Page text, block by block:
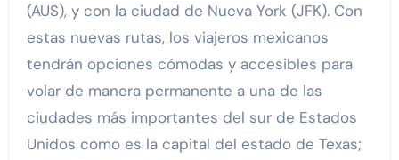
(AUS), y con la ciudad de Nueva York (JFK). Con
estas nuevas rutas, los viajeros mexicanos
tendrán opciones cómodas y accesibles para
volar de manera permanente a una de las
ciudades más importantes del sur de Estados
Unidos como es la capital del estado de Texas;